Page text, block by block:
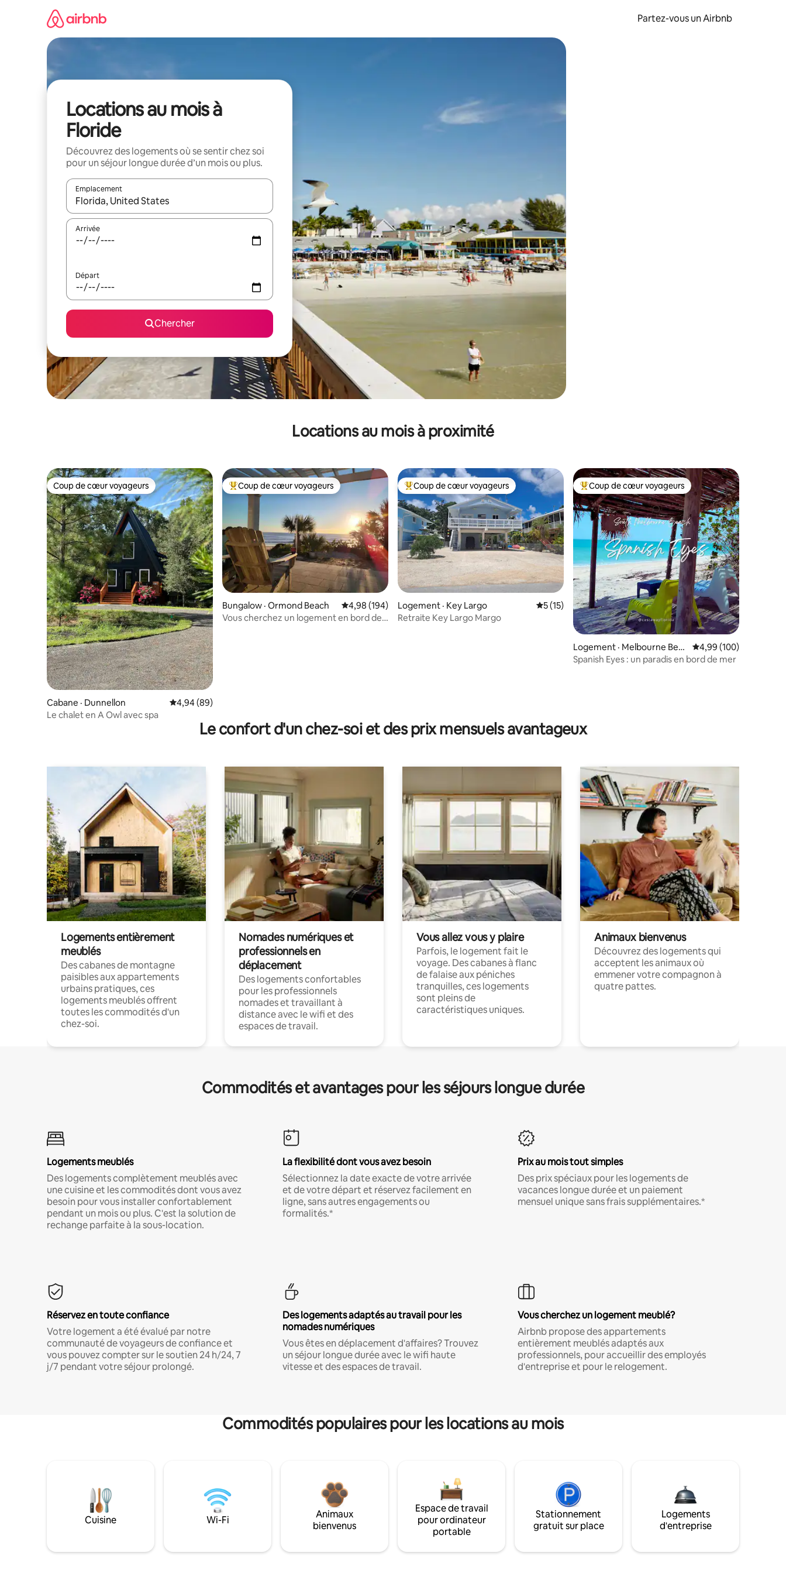
Partez-vous un Airbnb
Locations au mois à
Floride
Découvrez des logements où se sentir chez soi
pour un séjour longue durée d’un mois ou plus.
Emplacement
Quand les résultats sont affichés, parcourez-les en utilisant les flèches vers le haut et vers le bas, ou en appuyant dessus et en les faisant glisser.
Arrivée
Départ
Chercher
Locations au mois à proximité
Coup de cœur voyageurs
Coup de cœur voyageurs
Cabane · Dunnellon Note moyenne de 4,94 sur 5, 89 commentaires
4,94 (89)
Le chalet en A Owl avec spa
Coup de cœur voyageurs parmi les plus aimés
Coup de cœur voyageurs
Bungalow · Ormond Beach Note moyenne de 4,98 sur 5, 194 commentaires
4,98 (194)
Vous cherchez un logement en bord de
Coup de cœur voyageurs parmi les plus aimés
Coup de cœur voyageurs
Logement · Key Largo Note moyenne de 5 sur 5, 15 commentaires
5 (15)
Retraite Key Largo Margo
Coup de cœur voyageurs parmi les plus aimés
Coup de cœur voyageurs
Logement · Melbourne Beac
h
Note moyenne de
4,99 (100)
Spanish Eyes : un paradis en bord de mer
Le confort d'un chez-soi et des prix mensuels avantageux
Logements entièrement
meublés
Des cabanes de montagne
paisibles aux appartements
urbains pratiques, ces
logements meublés offrent
toutes les commodités d'un
chez-soi.
Nomades numériques et
professionnels en
déplacement
Des logements confortables
pour les professionnels
nomades et travaillant à
distance avec le wifi et des
espaces de travail.
Vous allez vous y plaire
Parfois, le logement fait le
voyage. Des cabanes à flanc
de falaise aux péniches
tranquilles, ces logements
sont pleins de
caractéristiques uniques.
Animaux bienvenus
Découvrez des logements qui
acceptent les animaux où
emmener votre compagnon à
quatre pattes.
Commodités et avantages pour les séjours longue durée
Logements meublés
Des logements complètement meublés avec
une cuisine et les commodités dont vous avez
besoin pour vous installer confortablement
pendant un mois ou plus. C'est la solution de
rechange parfaite à la sous-location.
La flexibilité dont vous avez besoin
Sélectionnez la date exacte de votre arrivée
et de votre départ et réservez facilement en
ligne, sans autres engagements ou
formalités.*
Prix au mois tout simples
Des prix spéciaux pour les logements de
vacances longue durée et un paiement
mensuel unique sans frais supplémentaires.*
Réservez en toute confiance
Votre logement a été évalué par notre
communauté de voyageurs de confiance et
vous pouvez compter sur le soutien 24 h/24, 7
j/7 pendant votre séjour prolongé.
Des logements adaptés au travail pour les
nomades numériques
Vous êtes en déplacement d'affaires? Trouvez
un séjour longue durée avec le wifi haute
vitesse et des espaces de travail.
Vous cherchez un logement meublé?
Airbnb propose des appartements
entièrement meublés adaptés aux
professionnels, pour accueillir des employés
d'entreprise et pour le relogement.
Commodités populaires pour les locations au mois
Cuisine Wi-Fi
Animaux
bienvenus
Espace de travail
pour ordinateur
portable
Stationnement
gratuit sur place
Logements
d'entreprise